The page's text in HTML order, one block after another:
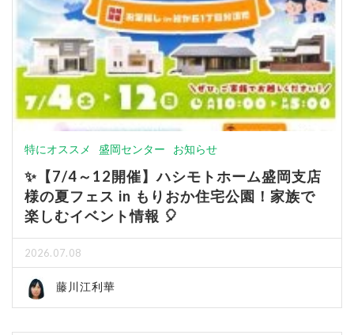
特にオススメ 盛岡センター お知らせ
✨【7/4～12開催】ハシモトホーム盛岡支店
様の夏フェス in もりおか住宅公園！家族で
楽しむイベント情報 🎈
2026.07.08
藤川江利華